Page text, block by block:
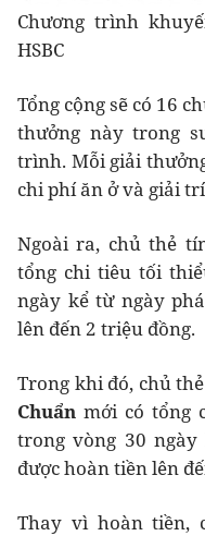
Chương trình
HSBC
Tổng cộng sẽ có 16
thưởng này trong
trình. Mỗi giải
chi phí ăn ở và giải
Ngoài ra, chủ thẻ
tổng chi tiêu tối
ngày kể từ ngày
lên đến 2 triệu đồng.
Trong khi đó, chủ
Chuẩn mới có tổng
trong vòng 30
được hoàn tiền lên
Thay vì hoàn tiền,